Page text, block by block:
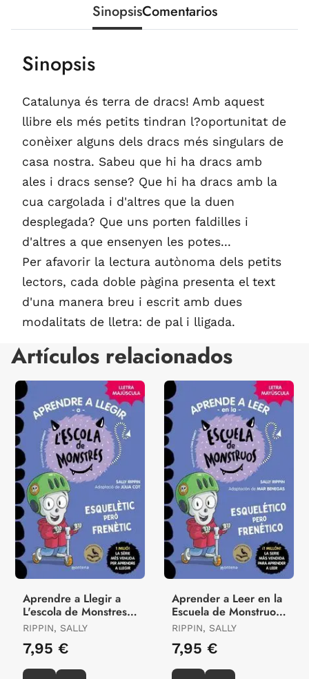
SinopsisComentarios
Sinopsis
Catalunya és terra de dracs! Amb aquest
llibre els més petits tindran l?oportunitat de
conèixer alguns dels dracs més singulars de
casa nostra. Sabeu que hi ha dracs amb
ales i dracs sense? Que hi ha dracs amb la
cua cargolada i d'altres que la duen
desplegada? Que uns porten faldilles i
d'altres a que ensenyen les potes...
Per afavorir la lectura autònoma dels petits
lectors, cada doble pàgina presenta el text
d'una manera breu i escrit amb dues
modalitats de lletra: de pal i lligada.
Artículos relacionados
Aprendre a Llegir a
L'escola de Monstres
21 - Esquelètic Però
Frenètic
RIPPIN, SALLY
7,95 €
Aprender a Leer en la
Escuela de Monstruos
21 - Esquelético Pero
Frenético
RIPPIN, SALLY
7,95 €